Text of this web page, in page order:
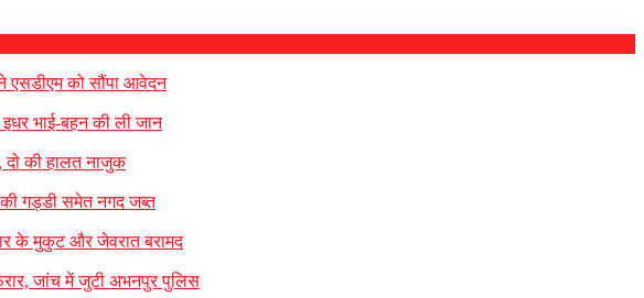
एसडीएम को सौंपा आवेदन
भाई-बहन की ली जान
दो की हालत नाजुक
की गड्डी समेत नगद जब्त
के मुकुट और जेवरात बरामद
जांच में जुटी अभनपुर पुलिस